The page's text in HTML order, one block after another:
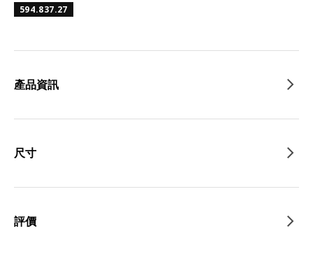
594.837.27
產品資訊
尺寸
評價